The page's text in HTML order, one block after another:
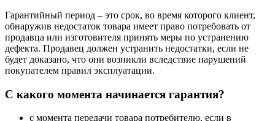
Гарантийный период – это срок, во время которого клиент,
обнаружив недостаток товара имеет право потребовать от
продавца или изготовителя принять меры по устранению
дефекта. Продавец должен устранить недостатки, если не
будет доказано, что они возникли вследствие нарушений
покупателем правил эксплуатации.
С какого момента начинается гарантия?
с момента передачи товара потребителю, если в